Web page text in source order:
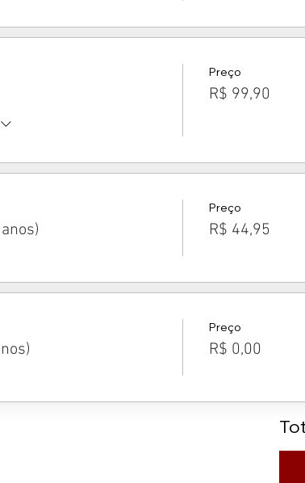
Preço
R$ 99,90
Preço
R$ 44,95
Preço
R$ 0,00